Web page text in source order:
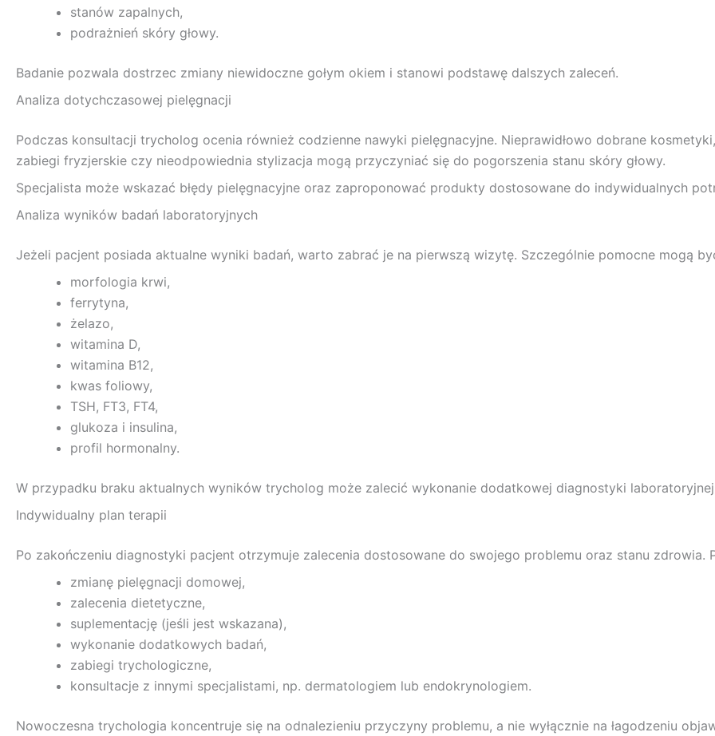
stanów zapalnych,
podrażnień skóry głowy.
Badanie pozwala dostrzec zmiany niewidoczne gołym okiem i stanowi podstawę dalszych zaleceń.
Analiza dotychczasowej pielęgnacji
Podczas konsultacji trycholog ocenia również codzienne nawyki pielęgnacyjne. Nieprawidłowo dobrane
zabiegi fryzjerskie czy nieodpowiednia stylizacja mogą przyczyniać się do pogorszenia stanu skóry głowy.
Specjalista może wskazać błędy pielęgnacyjne oraz zaproponować produkty dostosowane do indywidualnych
Analiza wyników badań laboratoryjnych
Jeżeli pacjent posiada aktualne wyniki badań, warto zabrać je na pierwszą wizytę. Szczególnie pomocne mogą
morfologia krwi,
ferrytyna,
żelazo,
witamina D,
witamina B12,
kwas foliowy,
TSH, FT3, FT4,
glukoza i insulina,
profil hormonalny.
W przypadku braku aktualnych wyników trycholog może zalecić wykonanie dodatkowej diagnostyki
Indywidualny plan terapii
Po zakończeniu diagnostyki pacjent otrzymuje zalecenia dostosowane do swojego problemu oraz stanu zdrowia.
zmianę pielęgnacji domowej,
zalecenia dietetyczne,
suplementację (jeśli jest wskazana),
wykonanie dodatkowych badań,
zabiegi trychologiczne,
konsultacje z innymi specjalistami, np. dermatologiem lub endokrynologiem.
Nowoczesna trychologia koncentruje się na odnalezieniu przyczyny problemu, a nie wyłącznie na łagodzeniu